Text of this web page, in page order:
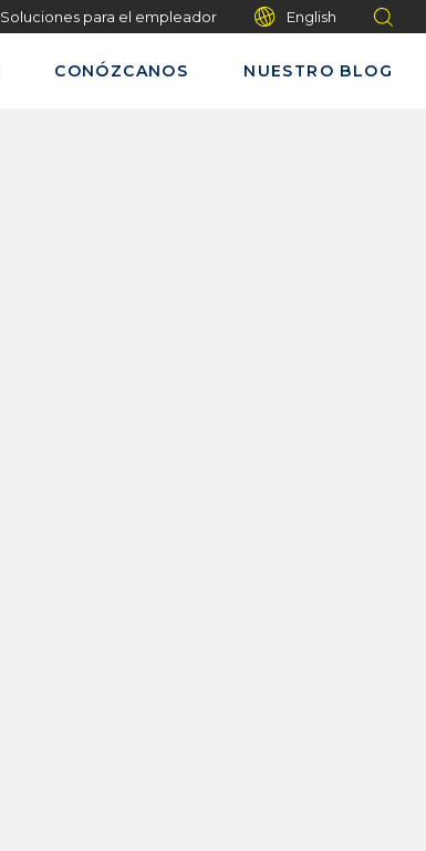
Soluciones para el empleador English
CONÓZCANOS NUESTRO BLOG